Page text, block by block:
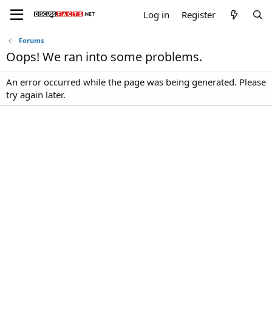
Log in Register
Forums
Oops! We ran into some problems.
An error occurred while the page was being generated. Please
try again later.